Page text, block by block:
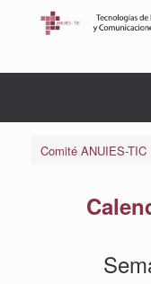
Comité ANUIES-TIC